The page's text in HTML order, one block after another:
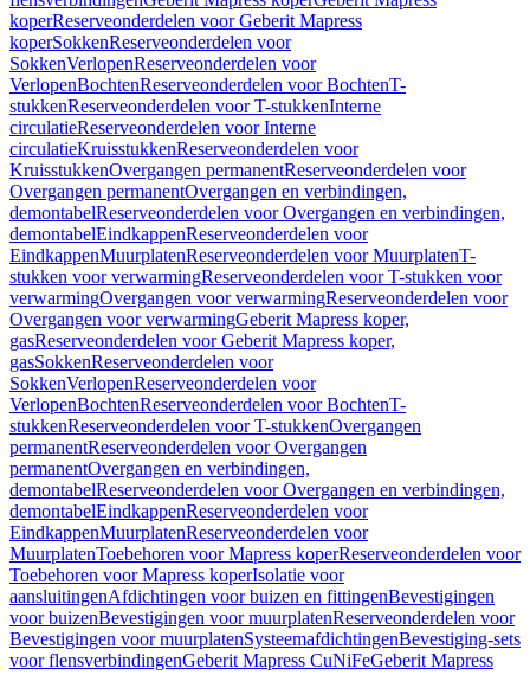
koperReserveonderdelen voor Geberit Mapress
koperSokkenReserveonderdelen voor
SokkenVerlopenReserveonderdelen voor
VerlopenBochtenReserveonderdelen voor BochtenT-
stukkenReserveonderdelen voor T-stukkenInterne
circulatieReserveonderdelen voor Interne
circulatieKruisstukkenReserveonderdelen voor
KruisstukkenOvergangen permanentReserveonderdelen voor
Overgangen permanentOvergangen en verbindingen,
demontabelReserveonderdelen voor Overgangen en verbindingen,
demontabelEindkappenReserveonderdelen voor
EindkappenMuurplatenReserveonderdelen voor MuurplatenT-
stukken voor verwarmingReserveonderdelen voor T-stukken voor
verwarmingOvergangen voor verwarmingReserveonderdelen voor
Overgangen voor verwarmingGeberit Mapress koper,
gasReserveonderdelen voor Geberit Mapress koper,
gasSokkenReserveonderdelen voor
SokkenVerlopenReserveonderdelen voor
VerlopenBochtenReserveonderdelen voor BochtenT-
stukkenReserveonderdelen voor T-stukkenOvergangen
permanentReserveonderdelen voor Overgangen
permanentOvergangen en verbindingen,
demontabelReserveonderdelen voor Overgangen en verbindingen,
demontabelEindkappenReserveonderdelen voor
EindkappenMuurplatenReserveonderdelen voor
MuurplatenToebehoren voor Mapress koperReserveonderdelen voor
Toebehoren voor Mapress koperIsolatie voor
aansluitingenAfdichtingen voor buizen en fittingenBevestigingen
voor buizenBevestigingen voor muurplatenReserveonderdelen voor
Bevestigingen voor muurplatenSysteemafdichtingenBevestiging-sets
voor flensverbindingenGeberit Mapress CuNiFeGeberit Mapress